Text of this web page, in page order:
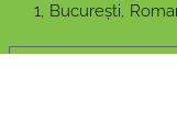
1, București,